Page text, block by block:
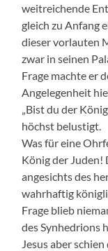
weitreichende
gleich zu Anfang
dieser vorlauten
zwar in seinen
Frage machte er
Angelegenheit
„Bist du der
höchst belustigt.
Was für eine
König der Juden!
angesichts des
wahrhaftig
Frage blieb
des Synhedrions
Jesus aber